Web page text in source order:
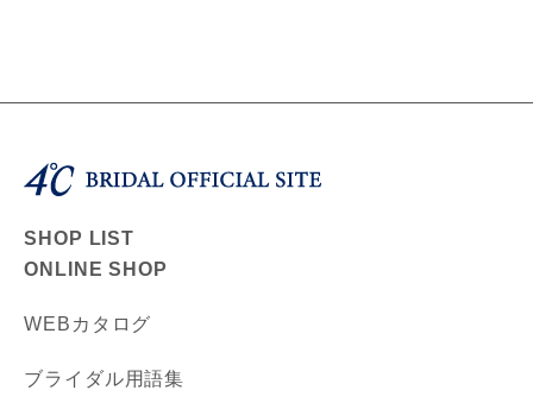
SHOP LIST
ONLINE SHOP
WEBカタログ
ブライダル用語集